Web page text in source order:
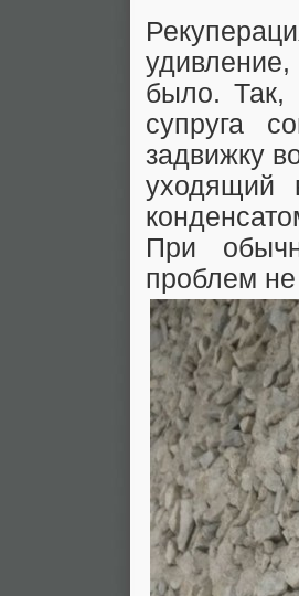
было. Так,
супруга
задвижку
уходящий
При
проблем не